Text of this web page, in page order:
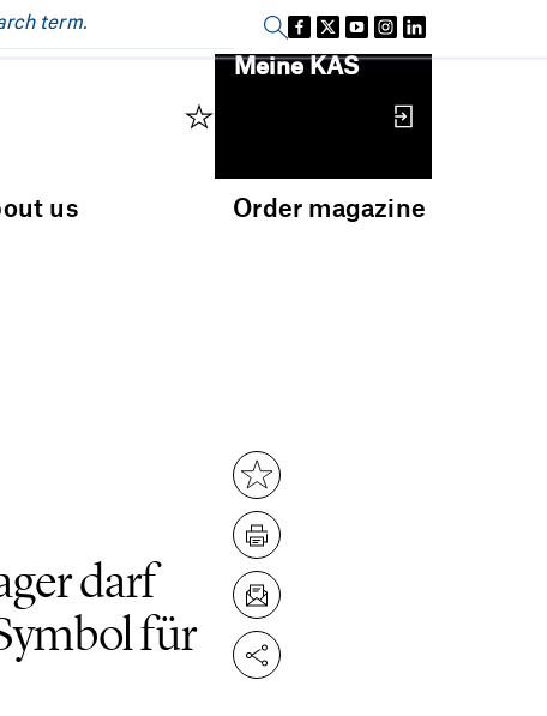
Sign in
Meine KAS
us Order magazine
darf
für